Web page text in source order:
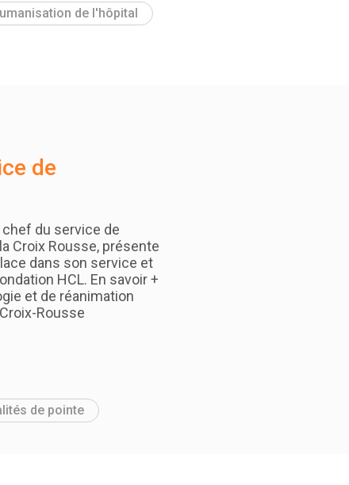
de l'hôpital
de
chef du service de
Croix Rousse, présente
dans son service et
HCL. En savoir +
et de réanimation
Rousse
de pointe